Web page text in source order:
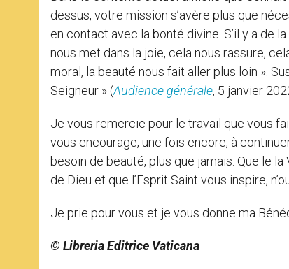
dessus, votre mission s’avère plus que
en contact avec la bonté divine. S’il y a de
nous met dans la joie, cela nous rassure,
moral, la beauté nous fait aller plus loin ».
Seigneur » (Audience générale, 5 janvier
Je vous remercie pour le travail que vous
vous encourage, une fois encore, à
besoin de beauté, plus que jamais. Que le
de Dieu et que l’Esprit Saint vous inspire,
Je prie pour vous et je vous donne ma
© Libreria Editrice Vaticana